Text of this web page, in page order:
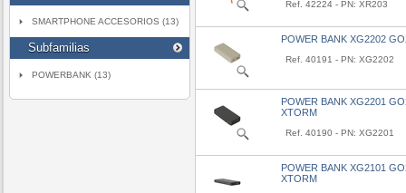
SMARTPHONE ACCESORIOS (13)
Subfamilias
POWERBANK (13)
Ref. 42224 - PN: XR203
POWER BANK XG2202
Ref. 40191 - PN: XG2202
POWER BANK XG2201
XTORM
Ref. 40190 - PN: XG2201
POWER BANK XG2101
XTORM